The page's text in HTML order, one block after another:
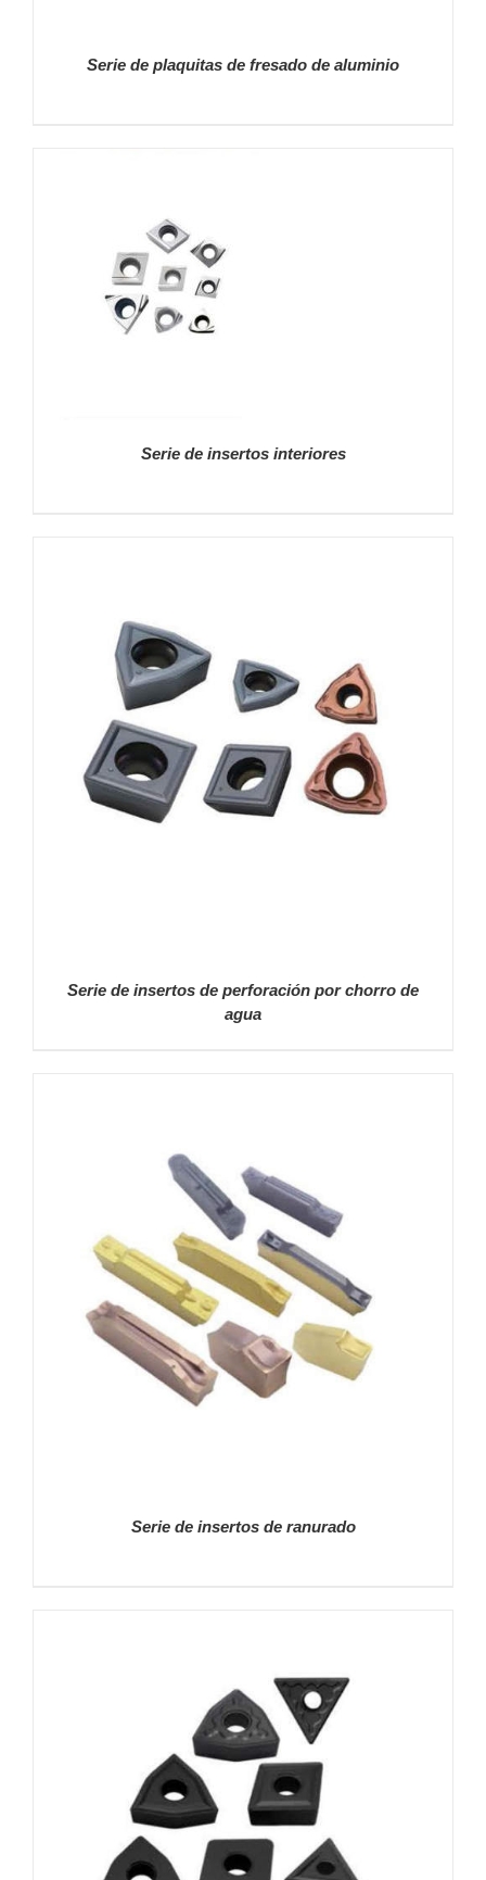
DETALLES
Serie de plaquitas de fresado de aluminio
Serie de insertos interiores
DETALLES
Serie de insertos de perforación por chorro de
agua
DETALLES
Serie de insertos de ranurado